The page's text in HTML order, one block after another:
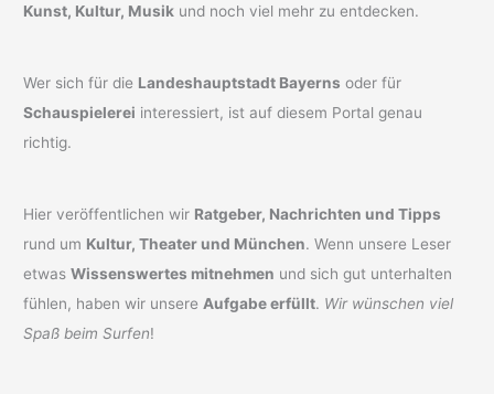
Kunst, Kultur, Musik und noch viel mehr zu entdecken.
Wer sich für die Landeshauptstadt Bayerns oder für
Schauspielerei interessiert, ist auf diesem Portal genau
richtig.
Hier veröffentlichen wir Ratgeber, Nachrichten und Tipps
rund um Kultur, Theater und München. Wenn unsere Leser
etwasWissenswertes mitnehmen und sich gut unterhalten
fühlen, haben wir unsereAufgabe erfüllt. Wir wünschen viel
Spaß beim Surfen!